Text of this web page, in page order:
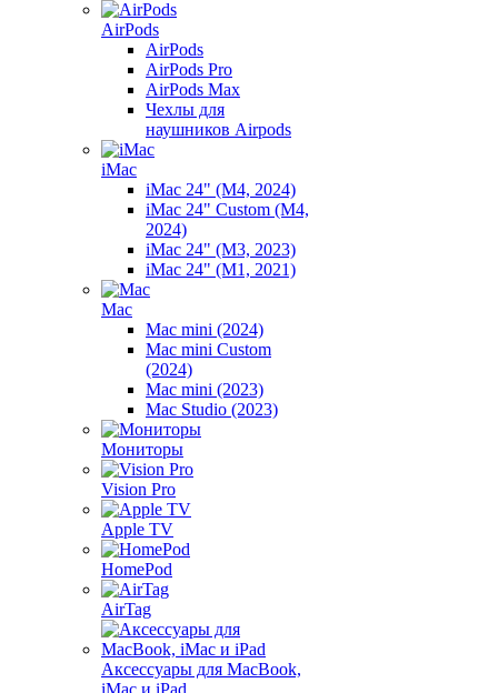
AirPods
AirPods
AirPods Pro
AirPods Max
Чехлы для
наушников Airpods
iMac
iMac 24" (M4, 2024)
iMac 24" Custom (M4,
2024)
iMac 24" (M3, 2023)
iMac 24" (M1, 2021)
Mac
Mac mini (2024)
Mac mini Custom
(2024)
Mac mini (2023)
Mac Studio (2023)
Мониторы
Vision Pro
Apple TV
HomePod
AirTag
Аксессуары для MacBook,
iMac и iPad